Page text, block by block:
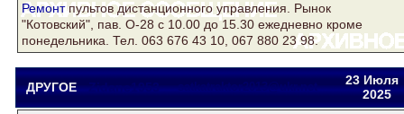
Ремонтпультов дистанционного управления. Рынок
"Котовский", пав. О-28 с 10.00 до 15.30 ежедневно кроме
понедельника. Тел. 063 676 43 10, 067 880 23 98.
ДРУГОЕ Zidane1953 satkatraktor2013@ukr.net
23 Июля
2025